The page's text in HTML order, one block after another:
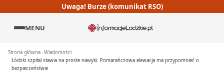
Uwaga! Burze (komunikat RSO)
MENU
Strona główna Wiadomości
Łódzki szpital stawia na proste nawyki. Pomarańczowa elewacja ma przypomnieć o
bezpieczeństwie